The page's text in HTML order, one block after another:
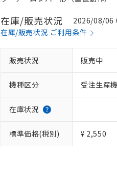
在庫/販売状況
2026/08/06
在庫/販売状況 ご利用条件
販売状況 販売中
機種区分 受注生産
在庫状況
標準価格(税別) ¥ 2,550